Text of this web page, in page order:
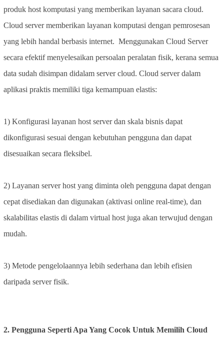
produk host komputasi yang memberikan layanan sacara cloud.
Cloud server memberikan layanan komputasi dengan pemrosesan
yang lebih handal berbasis internet. Menggunakan Cloud Server
secara efektif menyelesaikan persoalan peralatan fisik, kerana semua
data sudah disimpan didalam server cloud. Cloud server dalam
aplikasi praktis memiliki tiga kemampuan elastis:
1) Konfigurasi layanan host server dan skala bisnis dapat
dikonfigurasi sesuai dengan kebutuhan pengguna dan dapat
disesuaikan secara fleksibel.
2) Layanan server host yang diminta oleh pengguna dapat dengan
cepat disediakan dan digunakan (aktivasi online real-time), dan
skalabilitas elastis di dalam virtual host juga akan terwujud dengan
mudah.
3) Metode pengelolaannya lebih sederhana dan lebih efisien
daripada server fisik.
2. Pengguna Seperti Apa Yang Cocok Untuk Memilih Cloud